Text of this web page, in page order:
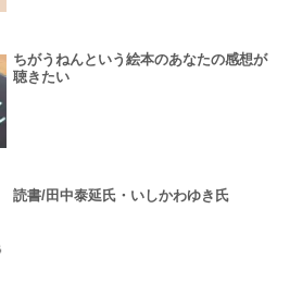
ちがうねんという絵本のあなたの感想が
聴きたい
読書/田中泰延氏・いしかわゆき氏